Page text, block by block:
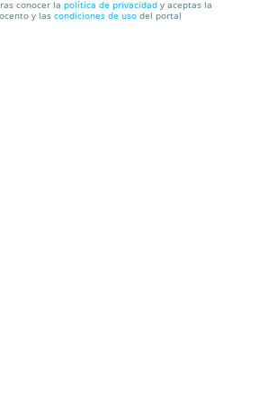
Steve McCurry Madrid
conocer la política de privacidad y aceptas la
y las condiciones de uso del portal